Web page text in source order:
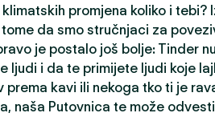
promjena koliko i tebi?
da smo stručnjaci za
je postalo još bolje: Tinder
ljudi i da te primijete ljudi koje
prema kavi ili nekoga tko ti je
naša Putovnica te može